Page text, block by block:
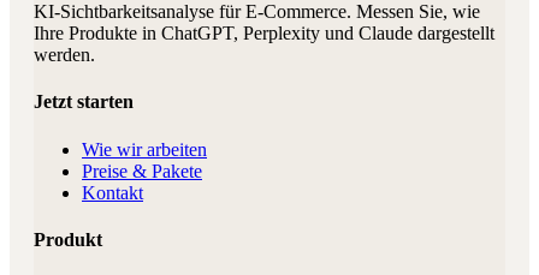
KI-Sichtbarkeitsanalyse für E-Commerce. Messen Sie, wie
Ihre Produkte in ChatGPT, Perplexity und Claude dargestellt
werden.
Jetzt starten
Wie wir arbeiten
Preise & Pakete
Kontakt
Produkt